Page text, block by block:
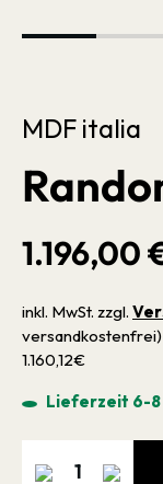
MDF italia
1.196,00
inkl. MwSt. zzgl.
1.160,12€
Lieferzeit 6-8